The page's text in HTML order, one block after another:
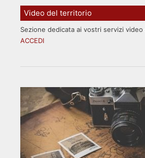
Video del territorio
Sezione dedicata ai vostri servizi
ACCEDI